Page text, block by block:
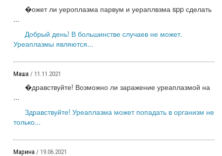
�ожет ли уероплазма парвум и уераплвзма spp сделать
...
Добрый день! В большинстве случаев не может.
Уреаплазмы являются...
Маша / 11.11.2021
�дравствуйте! Возможно ли заражение уреаплазмой на
...
Здравствуйте! Уреаплазма может попадать в организм не
только...
Марина / 19.06.2021